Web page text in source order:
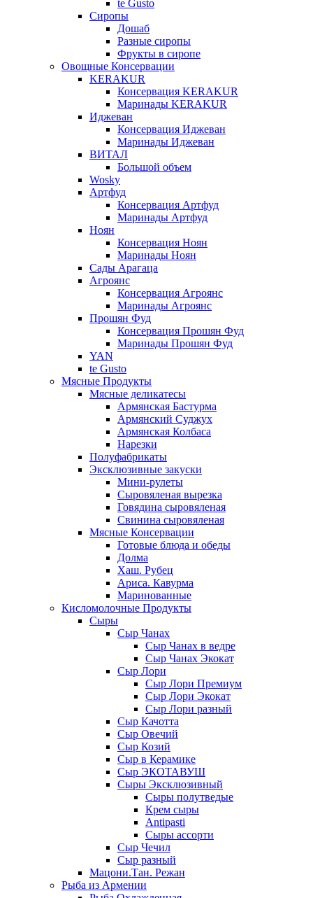
te Gusto
Сиропы
Дошаб
Разные сиропы
Фрукты в сиропе
Овощные Консервации
KERAKUR
Консервация KERAKUR
Маринады KERAKUR
Иджеван
Консервация Иджеван
Маринады Иджеван
ВИТАЛ
Большой объем
Wosky
Артфуд
Консервация Артфуд
Маринады Артфуд
Ноян
Консервация Ноян
Маринады Ноян
Сады Арагаца
Агроянс
Консервация Агроянс
Маринады Агроянс
Прошян Фуд
Консервация Прошян Фуд
Маринады Прошян Фуд
YAN
te Gusto
Мясные Продукты
Мясные деликатесы
Армянская Бастурма
Армянский Суджух
Армянская Колбаса
Нарезки
Полуфабрикаты
Эксклюзивные закуски
Мини-рулеты
Сыровяленая вырезка
Говядина сыровяленая
Свинина сыровяленая
Мясные Консервации
Готовые блюда и обеды
Долма
Хаш. Рубец
Ариса. Кавурма
Маринованные
Кисломолочные Продукты
Сыры
Сыр Чанах
Сыр Чанах в ведре
Сыр Чанах Экокат
Сыр Лори
Сыр Лори Премиум
Сыр Лори Экокат
Сыр Лори разный
Сыр Качотта
Сыр Овечий
Сыр Козий
Сыр в Керамике
Сыр ЭКОТАВУШ
Сыры Эксклюзивный
Сыры полутведые
Крем сыры
Antipasti
Сыры ассорти
Сыр Чечил
Сыр разный
Мацони.Тан. Режан
Рыба из Армении